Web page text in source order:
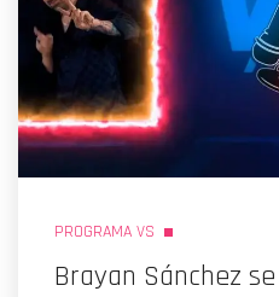
PROGRAMA VS
Brayan Sánchez